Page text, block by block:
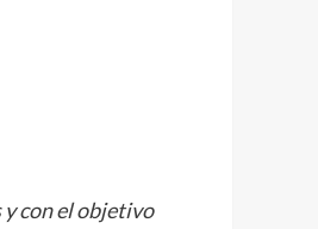
con el objetivo